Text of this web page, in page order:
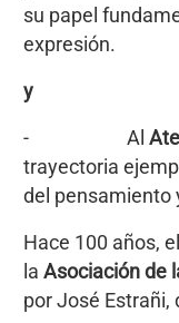
su papel
expresión.
y
- Al
trayectoria
del pensamiento
Hace 100 años,
la Asociación de
por José Estrañi,